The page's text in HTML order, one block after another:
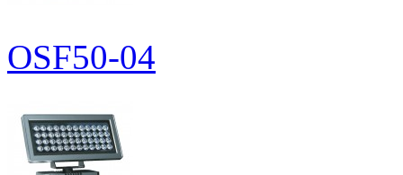
OSF50-04